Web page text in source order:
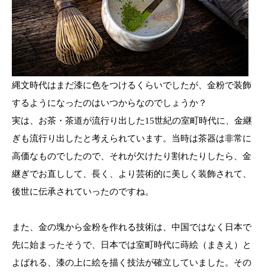
縄文時代はまだ漆に色をつけるくらいでしたが、金粉で装飾
するようになったのはいつからなのでしょうか？
実は、お茶・茶道が流行り出した15世紀の室町時代に、金継
ぎも流行り出したと考えられています。当時は茶器は非常に
高価なものでしたので、それが欠けたり割れたりしたら、金
継ぎでお直しして、長く、より芸術的に美しく装飾されて、
後世に伝承されていったのですね。
また、金の塊から金粉を作れる技術は、中国ではなく日本で
先に始まったそうで、日本では室町時代に蒔絵（まきえ）と
よばれる、漆の上に絵を描く技法が確立していました。その